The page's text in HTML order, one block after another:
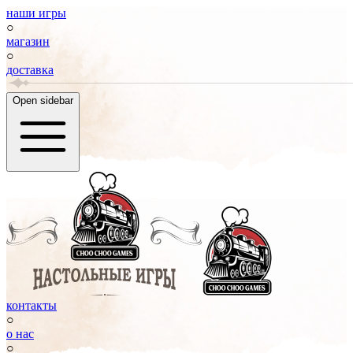
наши игры
○
магазин
○
доставка
Open sidebar
контакты
○
о нас
○